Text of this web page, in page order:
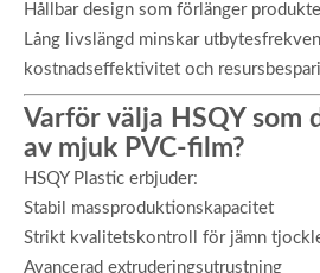
Hållbar design som förlänger
Lång livslängd minskar
kostnadseffektivitet och
Varför välja HSQY som
av mjuk PVC-film?
HSQY Plastic erbjuder:
Stabil massproduktionskapacitet
Strikt kvalitetskontroll för jämn
Avancerad extruderingsutrustning